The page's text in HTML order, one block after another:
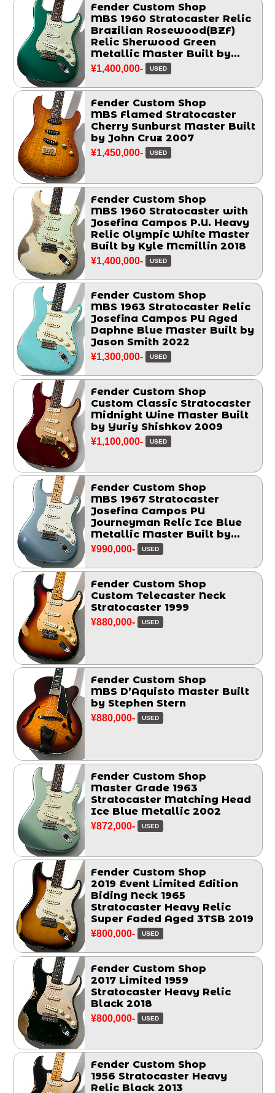
Fender Custom Shop
MBS 1960 Stratocaster Relic
Brazilian Rosewood(BZF)
Relic Sherwood Green
Metallic Master Built by
Chris Fleming 2006
¥1,400,000- USED
Fender Custom Shop
MBS Flamed Stratocaster
Cherry Sunburst Master Built
by John Cruz 2007
¥1,450,000- USED
Fender Custom Shop
MBS 1960 Stratocaster with
Josefina Campos P.U. Heavy
Relic Olympic White Master
Built by Kyle Mcmillin 2018
¥1,400,000- USED
Fender Custom Shop
MBS 1963 Stratocaster Relic
Josefina Campos PU Aged
Daphne Blue Master Built by
Jason Smith 2022
¥1,300,000- USED
Fender Custom Shop
Custom Classic Stratocaster
Midnight Wine Master Built
by Yuriy Shishkov 2009
¥1,100,000- USED
Fender Custom Shop
MBS 1967 Stratocaster
Josefina Campos PU
Journeyman Relic Ice Blue
Metallic Master Built by
Greg Fessler 2017
¥990,000- USED
Fender Custom Shop
Custom Telecaster Neck
Stratocaster 1999
¥880,000- USED
Fender Custom Shop
MBS D’Aquisto Master Built
by Stephen Stern
¥880,000- USED
Fender Custom Shop
Master Grade 1963
Stratocaster Matching Head
Ice Blue Metallic 2002
¥872,000- USED
Fender Custom Shop
2019 Event Limited Edition
Biding Neck 1965
Stratocaster Heavy Relic
Super Faded Aged 3TSB 2019
¥800,000- USED
Fender Custom Shop
2017 Limited 1959
Stratocaster Heavy Relic
Black 2018
¥800,000- USED
Fender Custom Shop
1956 Stratocaster Heavy
Relic Black 2013